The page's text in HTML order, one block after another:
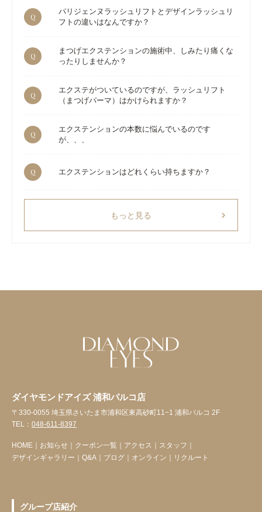
Q
パリジェンヌラッシュリフトとデザインラッシュリ
フトの違いはなんですか？
Q
まつげエクステンションの施術中、しみたり痛くな
ったりしませんか？
Q
エクステがついているのですが、ラッシュリフト
（まつげパーマ）はかけられますか？
Q
エクステンションの本数に悩んでいるのです
が、、、
Q エクステンションはどれくらい持ちますか？
もっと見る chevron_right
ダイヤモンドアイズ 浦和パルコ店
〒330-0055 埼玉県さいたま市浦和区東高砂町11−1 浦和パルコ 2F
TEL： 048-611-8397
HOME ｜ お知らせ ｜ クーポン一覧 ｜ アクセス ｜ スタッフ ｜
デザインギャラリー ｜ Q&A ｜ ブログ ｜ オンライン ｜ リクルート
グループ店紹介